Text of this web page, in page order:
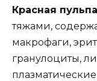
Красная пульпа
тяжами,
макрофаги,
гранулоциты,